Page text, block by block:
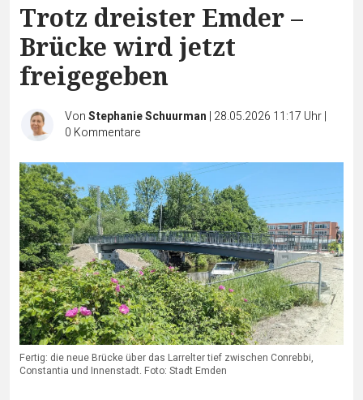
Trotz dreister Emder –
Brücke wird jetzt
freigegeben
VonStephanie Schuurman | 28.05.2026 11:17 Uhr|
0 Kommentare
Fertig: die neue Brücke über das Larrelter tief zwischen Conrebbi,
Constantia und Innenstadt. Foto: Stadt Emden